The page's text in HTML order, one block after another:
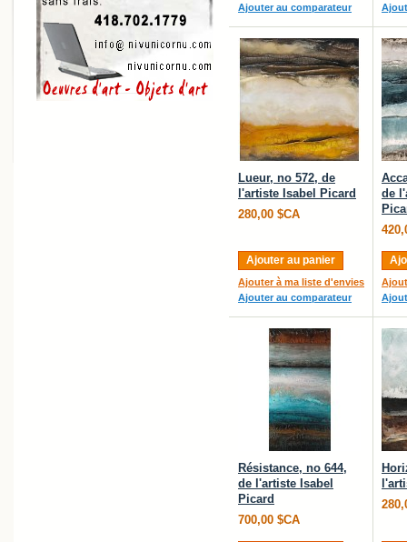
Ajouter au comparateur
Lueur, no 572, de
l'artiste Isabel Picard
280,00 $CA
Ajouter au panier
Ajouter à ma liste d'envies
Ajouter au comparateur
de
Résistance, no 644,
de l'artiste Isabel
Picard
700,00 $CA